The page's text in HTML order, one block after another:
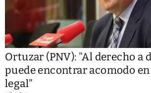
Ortuzar (PNV): "Al derecho a
puede encontrar acomodo
legal"